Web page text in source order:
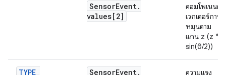
SensorEvent.
values[2]
คอมโพเนนต์
เวกเตอร์การ
หมุนตาม
แกน z (z *
sin(θ/2))
TYPE_
SensorEvent.
ความแรง